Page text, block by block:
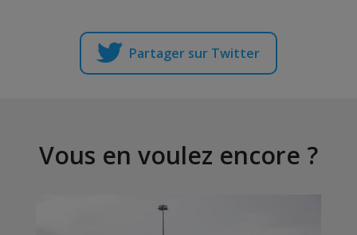
Partager sur Twitter
Vous en voulez encore ?